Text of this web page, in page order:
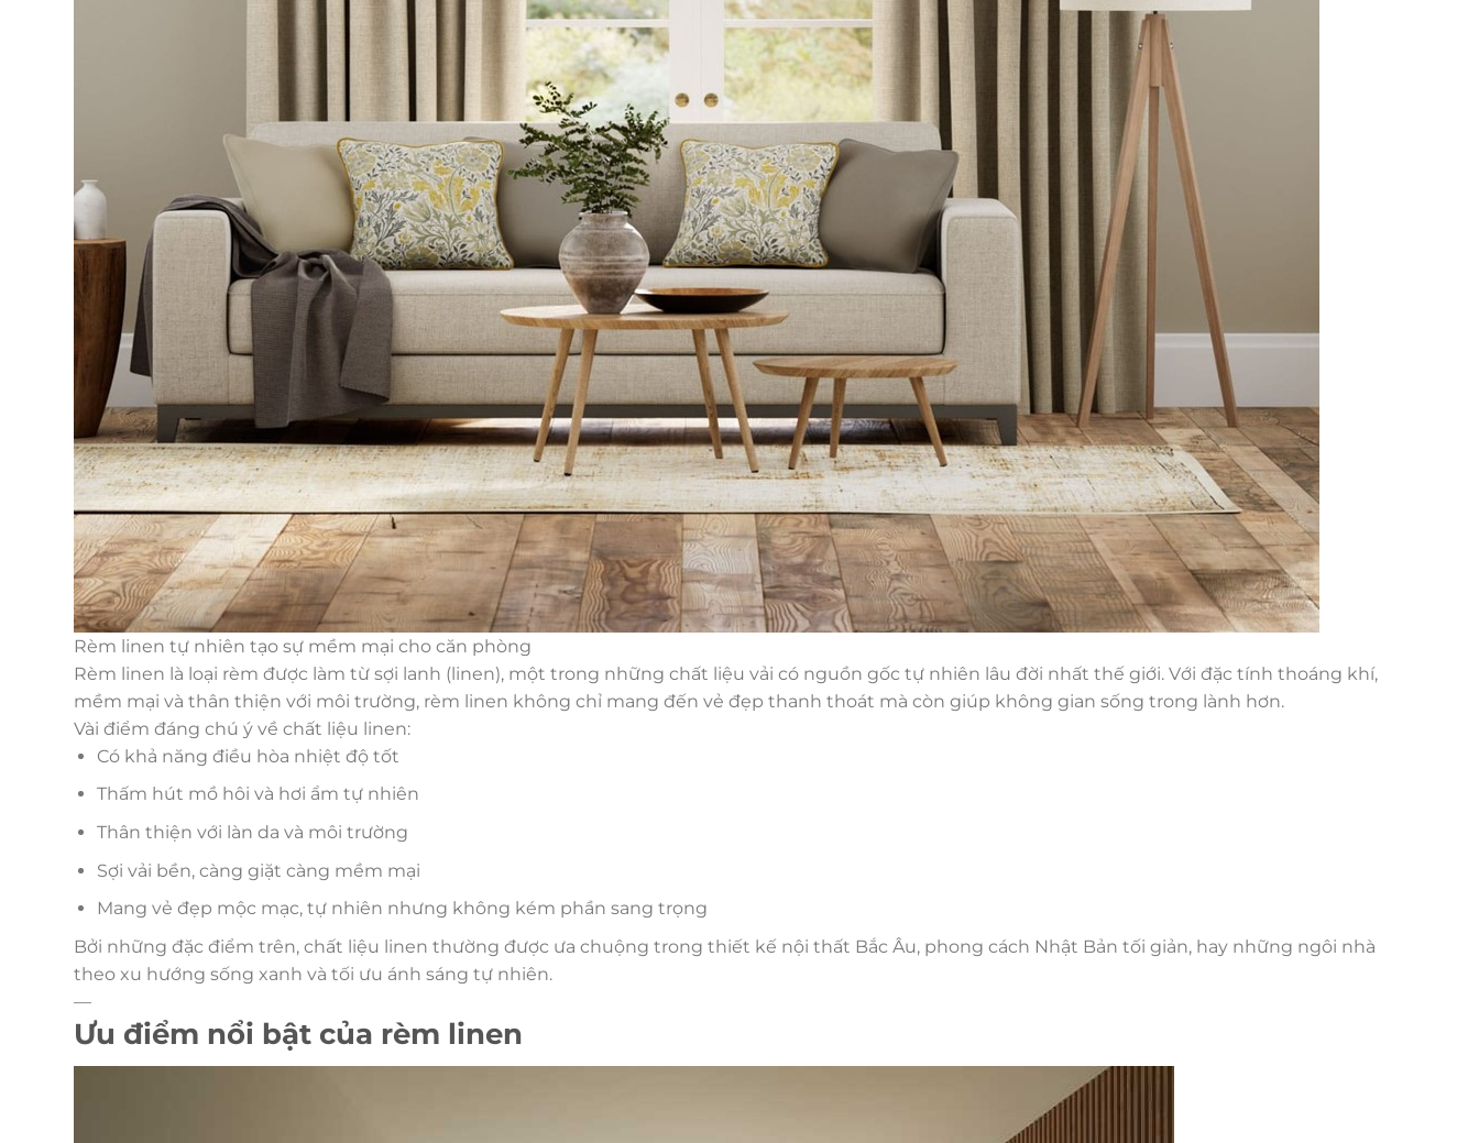
Rèm linen tự nhiên tạo sự mềm mại cho căn phòng
Rèm linen là loại rèm được làm từ sợi lanh (linen), một trong những chất liệu vải có nguồn gốc tự nhiên lâu đời nhất thế giới. Với đặc tính thoáng khí,
mềm mại và thân thiện với môi trường, rèm linen không chỉ mang đến vẻ đẹp thanh thoát mà còn giúp không gian sống trong lành hơn.
Vài điểm đáng chú ý về chất liệu linen:
Có khả năng điều hòa nhiệt độ tốt
Thấm hút mồ hôi và hơi ẩm tự nhiên
Thân thiện với làn da và môi trường
Sợi vải bền, càng giặt càng mềm mại
Mang vẻ đẹp mộc mạc, tự nhiên nhưng không kém phần sang trọng
Bởi những đặc điểm trên, chất liệu linen thường được ưa chuộng trong thiết kế nội thất Bắc Âu, phong cách Nhật Bản tối giản, hay những ngôi nhà
theo xu hướng sống xanh và tối ưu ánh sáng tự nhiên.
—
Ưu điểm nổi bật của rèm linen